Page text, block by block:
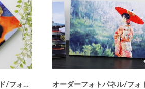
オーダーフォトスタンド/フォトウォールパネル203B(正方形/L/枠なし/壁掛け兼用) / アートパネル / ネットフォトプリント / ラメあり / 母の日 父の日 敬老の日